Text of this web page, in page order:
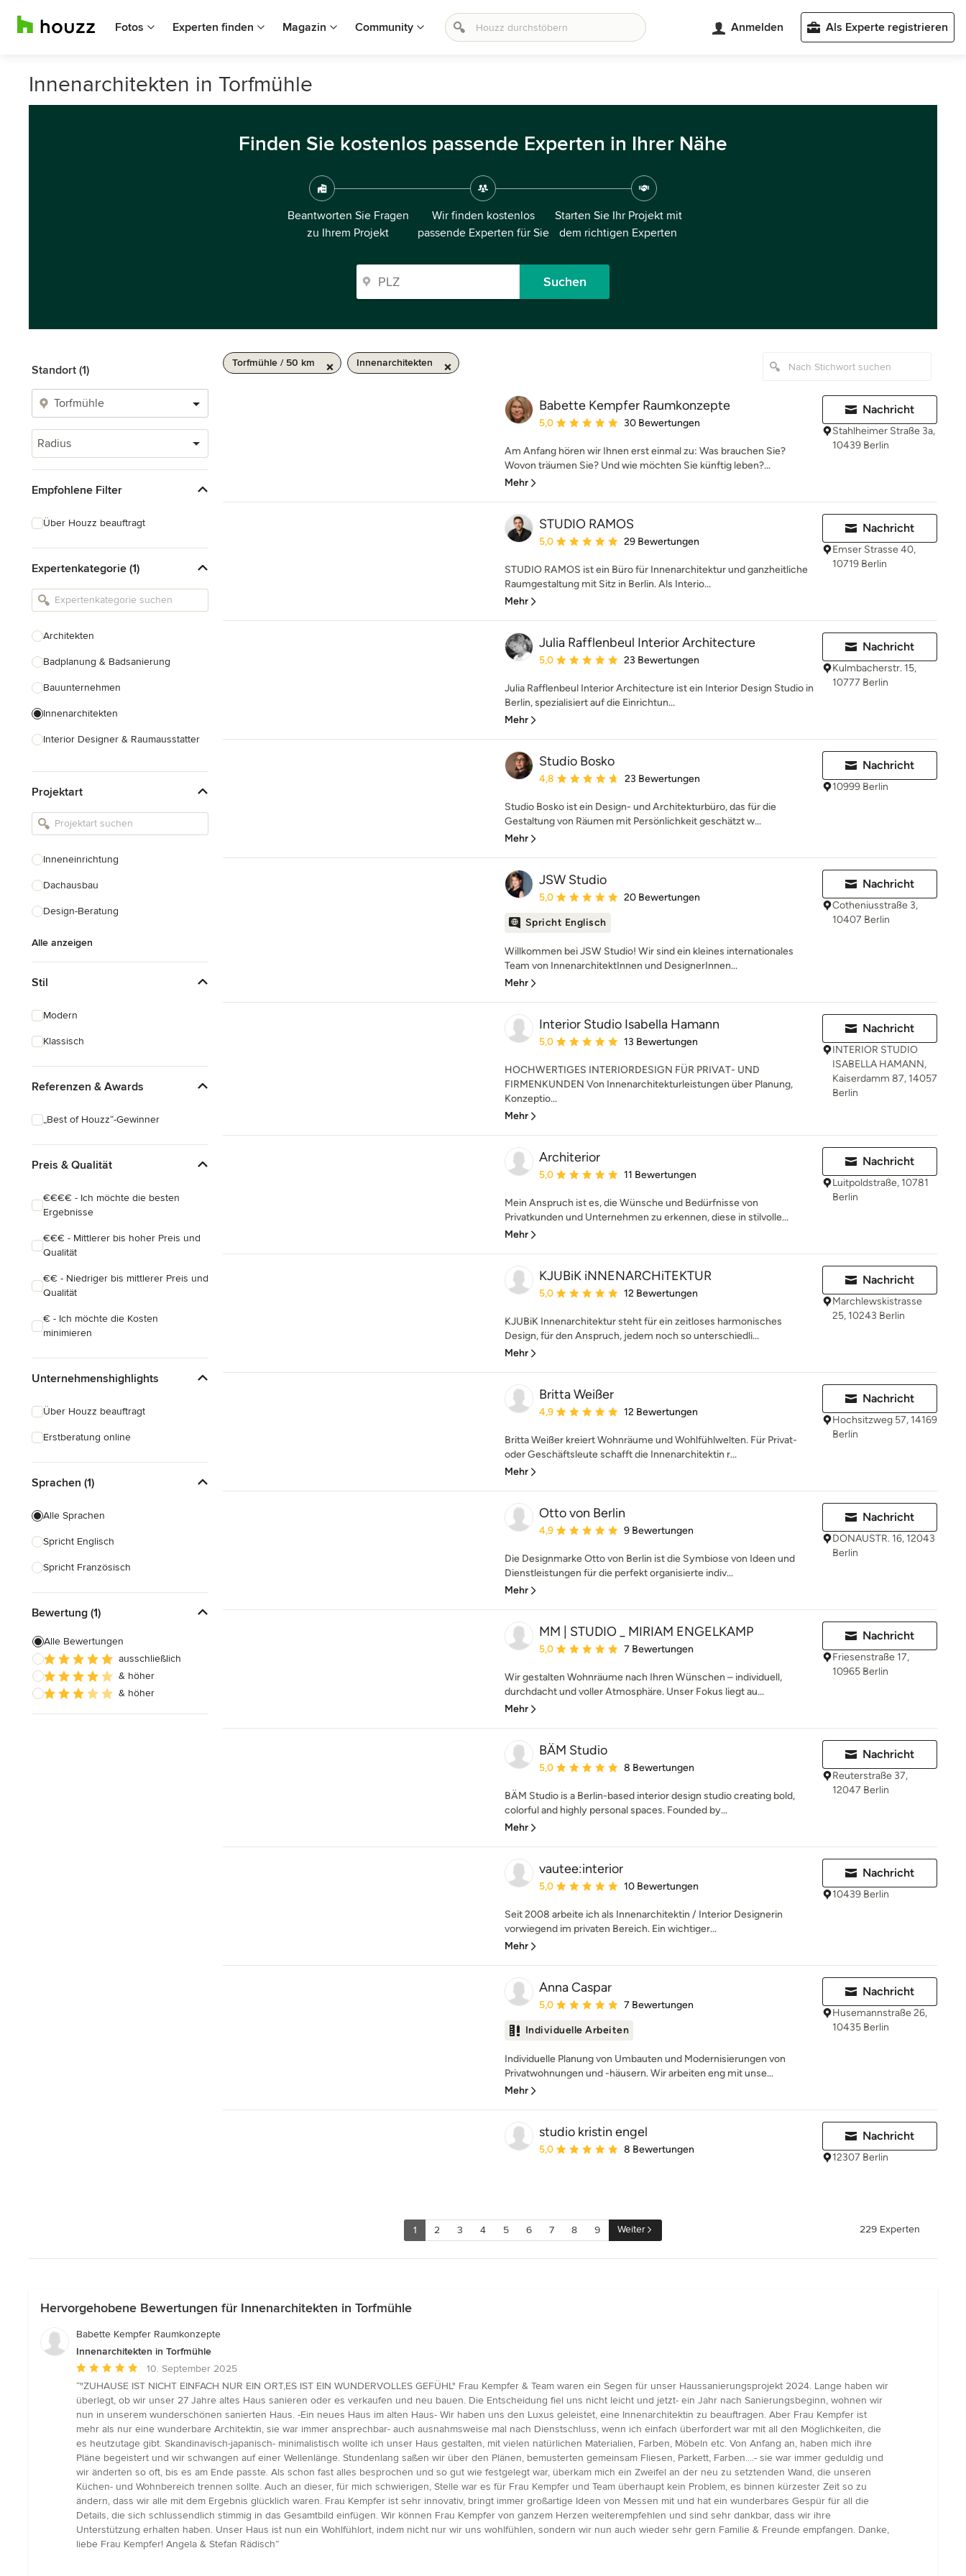
Fotos Experten finden Magazin Community Anmelden Als Experte registrieren
Innenarchitekten in Torfmühle
Finden Sie kostenlos passende Experten in Ihrer Nähe
Beantworten Sie Fragen
zu Ihrem Projekt
Wir finden kostenlos
passende Experten für Sie
Starten Sie Ihr Projekt mit
dem richtigen Experten
Suchen
Standort (1)
Radius
Empfohlene Filter
Über Houzz beauftragt
Expertenkategorie (1)
Architekten
Badplanung & Badsanierung
Bauunternehmen
Innenarchitekten
Interior Designer & Raumausstatter
Landschaftsarchitekten
Armaturen & Sanitärbedarf
Einbauschränke
Projektart
Inneneinrichtung
Dachausbau
Design-Beratung
Alle anzeigen
Stil
Modern
Klassisch
Referenzen & Awards
„Best of Houzz“-Gewinner
Preis & Qualität
€€€€ - Ich möchte die besten
Ergebnisse
€€€ - Mittlerer bis hoher Preis und
Qualität
€€ - Niedriger bis mittlerer Preis und
Qualität
€ - Ich möchte die Kosten
minimieren
Unternehmenshighlights
Über Houzz beauftragt
Erstberatung online
Sprachen (1)
Alle Sprachen
Spricht Englisch
Spricht Französisch
Bewertung (1)
Alle Bewertungen
ausschließlich
& höher
& höher
Torfmühle / 50 km Innenarchitekten
Babette Kempfer Raumkonzepte
Durchschnittliche Bewertung: 5 von 5 Sternen
5,0 30 Bewertungen
Am Anfang hören wir Ihnen erst einmal zu: Was brauchen Sie?
Wovon träumen Sie? Und wie möchten Sie künftig leben?...
Mehr
Nachricht
Stahlheimer Straße 3a,
10439 Berlin
STUDIO RAMOS
Durchschnittliche Bewertung: 5 von 5 Sternen
5,0 29 Bewertungen
STUDIO RAMOS ist ein Büro für Innenarchitektur und ganzheitliche
Raumgestaltung mit Sitz in Berlin. Als Interio...
Mehr
Nachricht
Emser Strasse 40,
10719 Berlin
Julia Rafflenbeul Interior Architecture
Durchschnittliche Bewertung: 5 von 5 Sternen
5,0 23 Bewertungen
Julia Rafflenbeul Interior Architecture ist ein Interior Design Studio in
Berlin, spezialisiert auf die Einrichtun...
Mehr
Nachricht
Kulmbacherstr. 15,
10777 Berlin
Studio Bosko
Durchschnittliche Bewertung: 4.8 von 5 Sternen
4,8 23 Bewertungen
Studio Bosko ist ein Design- und Architekturbüro, das für die
Gestaltung von Räumen mit Persönlichkeit geschätzt w...
Mehr
Nachricht
10999 Berlin
JSW Studio
Durchschnittliche Bewertung: 5 von 5 Sternen
5,0 20 Bewertungen
Spricht Englisch
Willkommen bei JSW Studio! Wir sind ein kleines internationales
Team von InnenarchitektInnen und DesignerInnen...
Mehr
Nachricht
Cotheniusstraße 3,
10407 Berlin
Interior Studio Isabella Hamann
Durchschnittliche Bewertung: 5 von 5 Sternen
5,0 13 Bewertungen
HOCHWERTIGES INTERIORDESIGN FÜR PRIVAT- UND
FIRMENKUNDEN Von Innenarchitekturleistungen über Planung,
Konzeptio...
Mehr
Nachricht
INTERIOR STUDIO
ISABELLA HAMANN,
Kaiserdamm 87, 14057
Berlin
Architerior
Durchschnittliche Bewertung: 5 von 5 Sternen
5,0 11 Bewertungen
Mein Anspruch ist es, die Wünsche und Bedürfnisse von
Privatkunden und Unternehmen zu erkennen, diese in stilvolle...
Mehr
Nachricht
Luitpoldstraße, 10781
Berlin
KJUBiK iNNENARCHiTEKTUR
Durchschnittliche Bewertung: 5 von 5 Sternen
5,0 12 Bewertungen
KJUBiK Innenarchitektur steht für ein zeitloses harmonisches
Design, für den Anspruch, jedem noch so unterschiedli...
Mehr
Nachricht
Marchlewskistrasse
25, 10243 Berlin
Britta Weißer
Durchschnittliche Bewertung: 4.9 von 5 Sternen
4,9 12 Bewertungen
Britta Weißer kreiert Wohnräume und Wohlfühlwelten. Für Privat-
oder Geschäftsleute schafft die Innenarchitektin r...
Mehr
Nachricht
Hochsitzweg 57, 14169
Berlin
Otto von Berlin
Durchschnittliche Bewertung: 4.9 von 5 Sternen
4,9 9 Bewertungen
Die Designmarke Otto von Berlin ist die Symbiose von Ideen und
Dienstleistungen für die perfekt organisierte indiv...
Mehr
Nachricht
DONAUSTR. 16, 12043
Berlin
MM | STUDIO _ MIRIAM ENGELKAMP
Durchschnittliche Bewertung: 5 von 5 Sternen
5,0 7 Bewertungen
Wir gestalten Wohnräume nach Ihren Wünschen – individuell,
durchdacht und voller Atmosphäre. Unser Fokus liegt au...
Mehr
Nachricht
Friesenstraße 17,
10965 Berlin
BÄM Studio
Durchschnittliche Bewertung: 5 von 5 Sternen
5,0 8 Bewertungen
BÄM Studio is a Berlin-based interior design studio creating bold,
colorful and highly personal spaces. Founded by...
Mehr
Nachricht
Reuterstraße 37,
12047 Berlin
vautee:interior
Durchschnittliche Bewertung: 5 von 5 Sternen
5,0 10 Bewertungen
Seit 2008 arbeite ich als Innenarchitektin / Interior Designerin
vorwiegend im privaten Bereich. Ein wichtiger...
Mehr
Nachricht
10439 Berlin
Anna Caspar
Durchschnittliche Bewertung: 5 von 5 Sternen
5,0 7 Bewertungen
Individuelle Arbeiten
Individuelle Planung von Umbauten und Modernisierungen von
Privatwohnungen und -häusern. Wir arbeiten eng mit unse...
Mehr
Nachricht
Husemannstraße 26,
10435 Berlin
studio kristin engel
Durchschnittliche Bewertung: 5 von 5 Sternen
5,0 8 Bewertungen
Nachricht
12307 Berlin
1 2 3 4 5 6 7 8 9 Weiter 229 Experten
Hervorgehobene Bewertungen für Innenarchitekten in Torfmühle
Babette Kempfer Raumkonzepte
Innenarchitekten in Torfmühle
Durchschnittliche
Bewertung:
5
von
5
Sternen
10. September 2025
“"ZUHAUSE IST NICHT EINFACH NUR EIN ORT,ES IST EIN WUNDERVOLLES GEFÜHL" Frau Kempfer & Team waren ein Segen für unser Haussanierungsprojekt 2024. Lange haben wir
überlegt, ob wir unser 27 Jahre altes Haus sanieren oder es verkaufen und neu bauen. Die Entscheidung fiel uns nicht leicht und jetzt- ein Jahr nach Sanierungsbeginn, wohnen wir
nun in unserem wunderschönen sanierten Haus. -Ein neues Haus im alten Haus- Wir haben uns den Luxus geleistet, eine Innenarchitektin zu beauftragen. Aber Frau Kempfer ist
mehr als nur eine wunderbare Architektin, sie war immer ansprechbar- auch ausnahmsweise mal nach Dienstschluss, wenn ich einfach überfordert war mit all den Möglichkeiten, die
es heutzutage gibt. Skandinavisch-japanisch- minimalistisch wollte ich unser Haus gestalten, mit vielen natürlichen Materialien, Farben, Möbeln etc. Von Anfang an, haben mich ihre
Pläne begeistert und wir schwangen auf einer Wellenlänge. Stundenlang saßen wir über den Plänen, bemusterten gemeinsam Fliesen, Parkett, Farben....- sie war immer geduldig und
wir änderten so oft, bis es am Ende passte. Als schon fast alles besprochen und so gut wie festgelegt war, überkam mich ein Zweifel an der neu zu setztenden Wand, die unseren
Küchen- und Wohnbereich trennen sollte. Auch an dieser, für mich schwierigen, Stelle war es für Frau Kempfer und Team überhaupt kein Problem, es binnen kürzester Zeit so zu
ändern, dass wir alle mit dem Ergebnis glücklich waren. Frau Kempfer ist sehr innovativ, bringt immer großartige Ideen von Messen mit und hat ein wunderbares Gespür für all die
Details, die sich schlussendlich stimmig in das Gesamtbild einfügen. Wir können Frau Kempfer von ganzem Herzen weiterempfehlen und sind sehr dankbar, dass wir ihre
Unterstützung erhalten haben. Unser Haus ist nun ein Wohlfühlort, indem nicht nur wir uns wohlfühlen, sondern wir nun auch wieder sehr gern Familie & Freunde empfangen. Danke,
liebe Frau Kempfer! Angela & Stefan Rädisch”